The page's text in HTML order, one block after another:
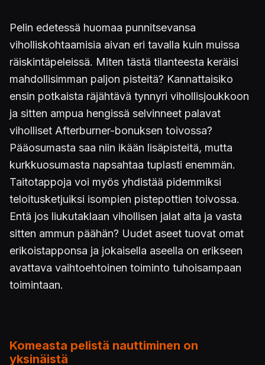
Pelin edetessä huomaa punnitsevansa
viholliskohtaamisia aivan eri tavalla kuin muissa
räiskintäpeleissä. Miten tästä tilanteesta keräisi
mahdollisimman paljon pisteitä? Kannattaisiko
ensin potkaista räjähtävä tynnyri vihollisjoukkoon
ja sitten ampua hengissä selvinneet palavat
viholliset Afterburner-bonuksen toivossa?
Pääosumasta saa niin ikään lisäpisteitä, mutta
kurkkuosumasta napsahtaa tuplasti enemmän.
Taitotappoja voi myös yhdistää pidemmiksi
teloitusketjuiksi isompien pistepottien toivossa.
Entä jos liukutaklaan vihollisen jalat alta ja vasta
sitten ammun päähän? Uudet aseet tuovat omat
erikoistapponsa ja jokaisella aseella on erikseen
avattava vaihtoehtoinen toiminto tuhoisampaan
toimintaan.
Komeasta pelistä nauttiminen on
yksinäistä